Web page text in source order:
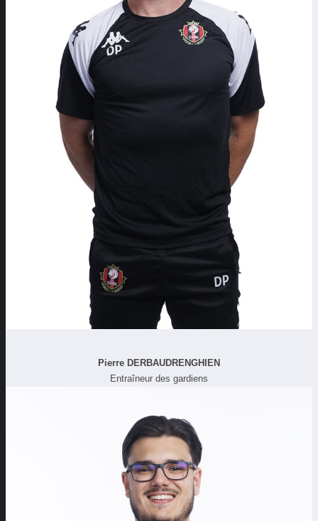
Pierre DERBAUDRENGHIEN
Entraîneur des gardiens